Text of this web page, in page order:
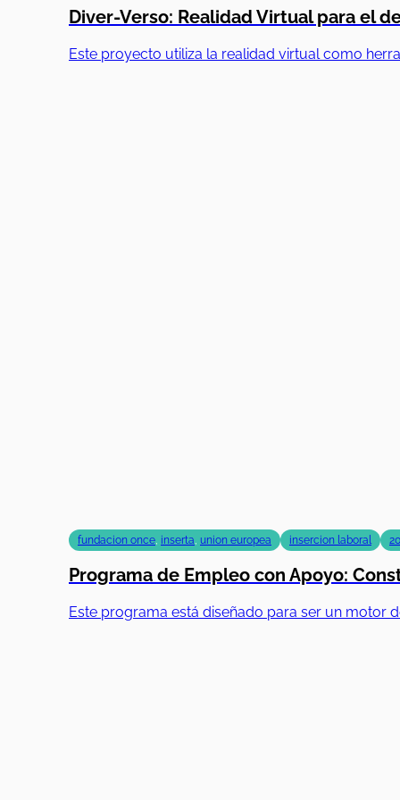
Diver-Verso: Realidad Virtual para el
Este proyecto utiliza la realidad virtual como
fundacion once, inserta, union europea insercion laboral
Programa de Empleo con Apoyo:
Este programa está diseñado para ser un motor